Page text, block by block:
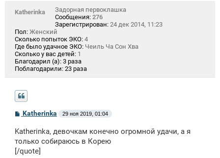
Katherinka
Задорная первоклашка
Сообщения: 276
Зарегистрирован: 24 дек 2014, 11:23
Пол: Женский
Сколько попыток ЭКО: 4
Где было удачное ЭКО: Чеиль Ча Сон Хва
Сколько у вас детей: 1
Благодарил (а): 3 раза
Поблагодарили: 23 раза
С
б
щ
н
Katherinka 29 ноя 2019, 01:04
Katherinka, девочкам конечно огромной удачи, а я
только собираюсь в Корею
[/quote]